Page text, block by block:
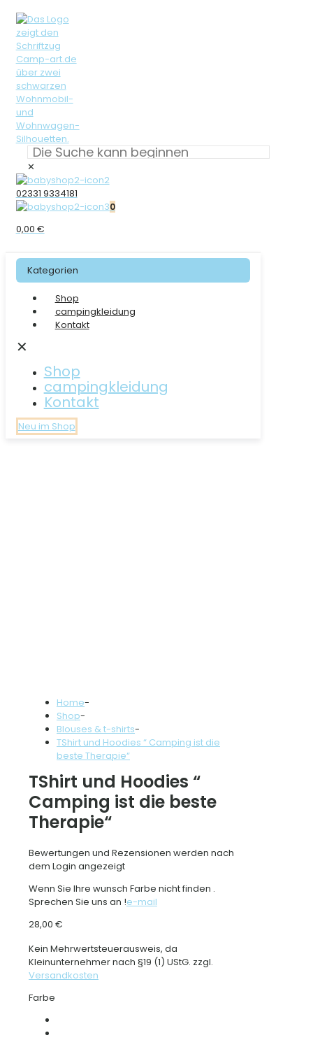
✕
02331 9334181
0
0,00 €
Kategorien
Shop
campingkleidung
Kontakt
✕
Shop
campingkleidung
Kontakt
Neu im Shop
Home-
Shop-
Blouses & t-shirts-
TShirt und Hoodies “ Camping ist die
beste Therapie“
TShirt und Hoodies “
Camping ist die beste
Therapie“
Bewertungen und Rezensionen werden nach
dem Login angezeigt
Wenn Sie Ihre wunsch Farbe nicht finden .
Sprechen Sie uns an !e-mail
28,00 €
Kein Mehrwertsteuerausweis, da
Kleinunternehmer nach §19 (1) UStG. zzgl.
Versandkosten
Farbe